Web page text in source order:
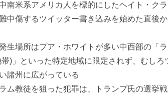
南米系アメリカ人を標的にしたヘイト・ク
中傷するツイッター書き込みを始めた直後
生場所はプア・ホワイトが多い中西部の「
帯)」といった特定地域に限定されず、むしろ
諸州に広がっている
ム教徒を狙った犯罪は、トランプ氏の選挙